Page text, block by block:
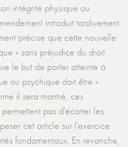
intégrité physique ou
introduit tardivement
précise que cette nouvelle
« sans préjudice du droit
le but de porter atteinte à
ou psychique doit être «
il sera montré, ces
pas d'écarter les
cet article sur l'exercice
fondamentaux. En revanche,